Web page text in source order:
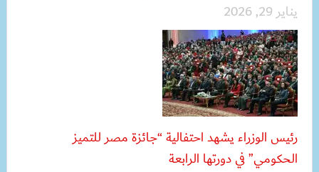
يناير 29, 2026
رئيس الوزراء يشهد احتفالية “جائزة مصر للتميز
الحكومي” في دورتها الرابعة